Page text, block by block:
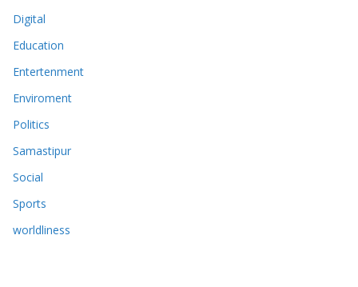
Digital
Education
Entertenment
Enviroment
Politics
Samastipur
Social
Sports
worldliness